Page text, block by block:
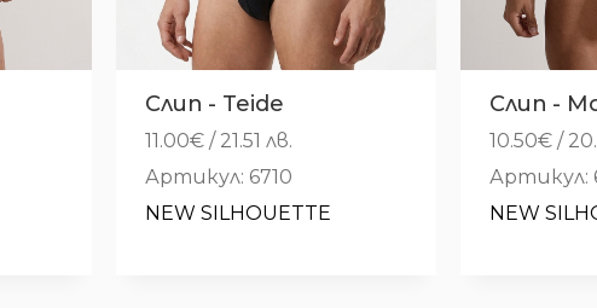
Слип - Teide
11.00€ / 21.51 лв.
Артикул: 6710
NEW SILHOUETTE
Слип -
10.50€ /
Артикул:
NEW